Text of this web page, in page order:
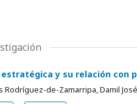
estratégica y su relación con
Rodríguez-de-Zamarripa, Damil